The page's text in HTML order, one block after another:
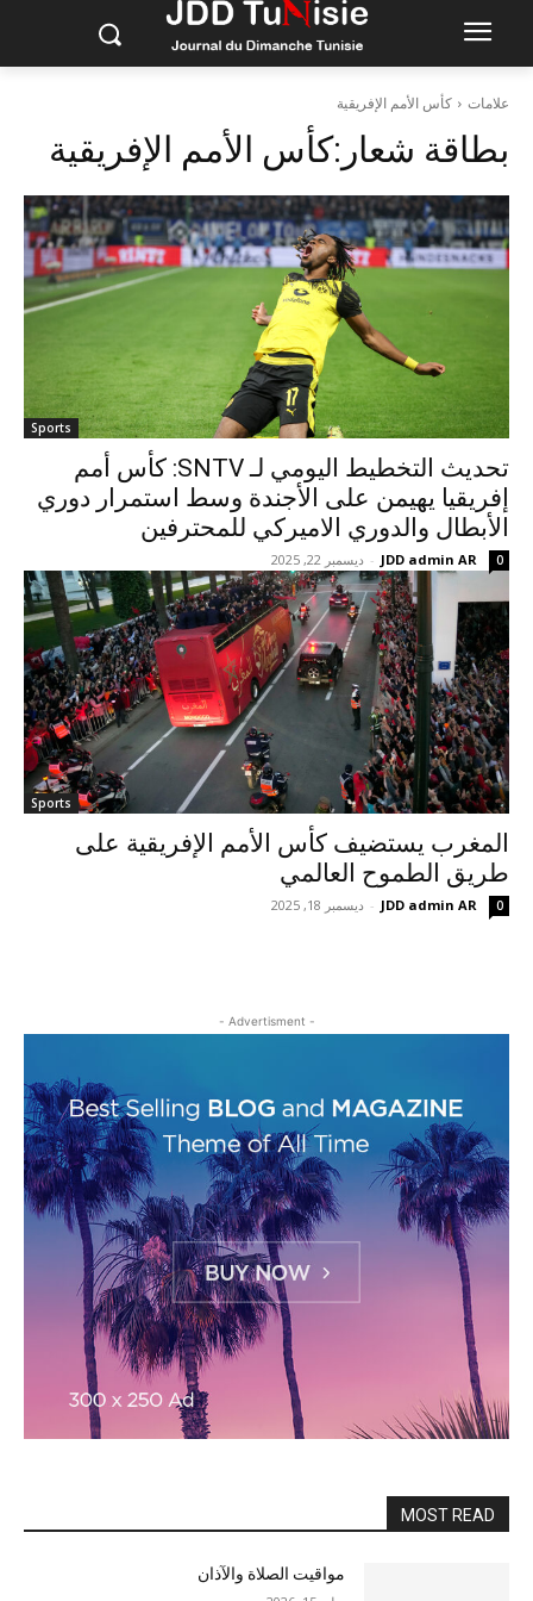
علامات كأس الأمم الإفريقية
بطاقة شعار:كأس الأمم الإفريقية
Sports
تحديث التخطيط اليومي لـ SNTV: كأس أمم
إفريقيا يهيمن على الأجندة وسط استمرار دوري
الأبطال والدوري الاميركي للمحترفين
JDD admin AR
- ديسمبر 22, 2025 0
Sports
المغرب يستضيف كأس الأمم الإفريقية على
طريق الطموح العالمي
JDD admin AR
- ديسمبر 18, 2025 0
- Advertisment -
MOST READ
مواقيت الصلاة والآذان